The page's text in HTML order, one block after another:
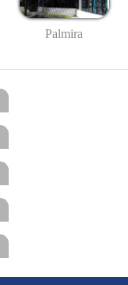
Palmira